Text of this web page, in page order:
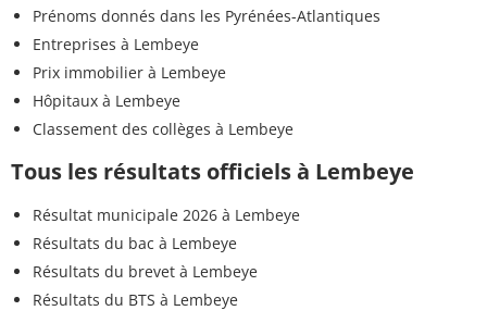
Prénoms donnés dans les Pyrénées-Atlantiques
Entreprises à Lembeye
Prix immobilier à Lembeye
Hôpitaux à Lembeye
Classement des collèges à Lembeye
Tous les résultats officiels à Lembeye
Résultat municipale 2026 à Lembeye
Résultats du bac à Lembeye
Résultats du brevet à Lembeye
Résultats du BTS à Lembeye